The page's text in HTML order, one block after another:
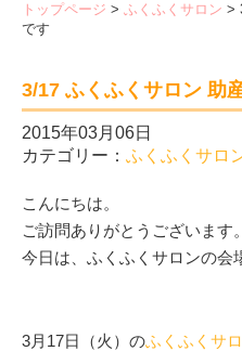
トップページ > ふくふくサロン >
です
3/17 ふくふくサロン 助
2015年03月06日
カテゴリー： ふくふくサロ
こんにちは。
ご訪問ありがとうございます。
今日は、ふくふくサロンの会
3月17日（火）のふくふくサ